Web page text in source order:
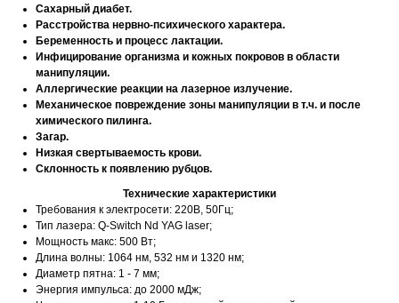
Сахарный диабет.
Расстройства нервно-психического характера.
Беременность и процесс лактации.
Инфицирование организма и кожных покровов в области
манипуляции.
Аллергические реакции на лазерное излучение.
Механическое повреждение зоны манипуляции в т.ч. и после
химического пилинга.
Загар.
Низкая свертываемость крови.
Склонность к появлению рубцов.
Технические характеристики
Требования к электросети: 220В, 50Гц;
Тип лазера: Q-Switch Nd YAG laser;
Мощность макс: 500 Вт;
Длина волны: 1064 нм, 532 нм и 1320 нм;
Диаметр пятна: 1 - 7 мм;
Энергия импульса: до 2000 мДж;